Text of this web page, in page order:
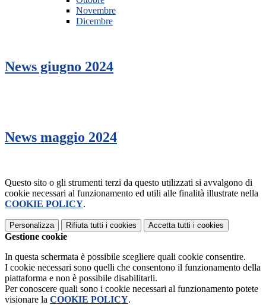
Novembre
Dicembre
News giugno 2024
News maggio 2024
Questo sito o gli strumenti terzi da questo utilizzati si avvalgono di
cookie necessari al funzionamento ed utili alle finalità illustrate nella
COOKIE POLICY.
Personalizza Rifiuta tutti i cookies Accetta tutti i cookies
Gestione cookie
In questa schermata è possibile scegliere quali cookie consentire.
I cookie necessari sono quelli che consentono il funzionamento della
piattaforma e non è possibile disabilitarli.
Per conoscere quali sono i cookie necessari al funzionamento potete
visionare la COOKIE POLICY.